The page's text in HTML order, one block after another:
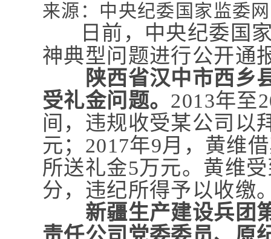
来源：中央纪委国家监委
日前，中央纪委国
神典型问题进行公开通
陕西省汉中市西乡
受礼金问题。 2013年至
间，违规收受某公司以
元；2017年9月，黄维
所送礼金5万元。黄维
分，违纪所得予以收缴
新疆生产建设兵团